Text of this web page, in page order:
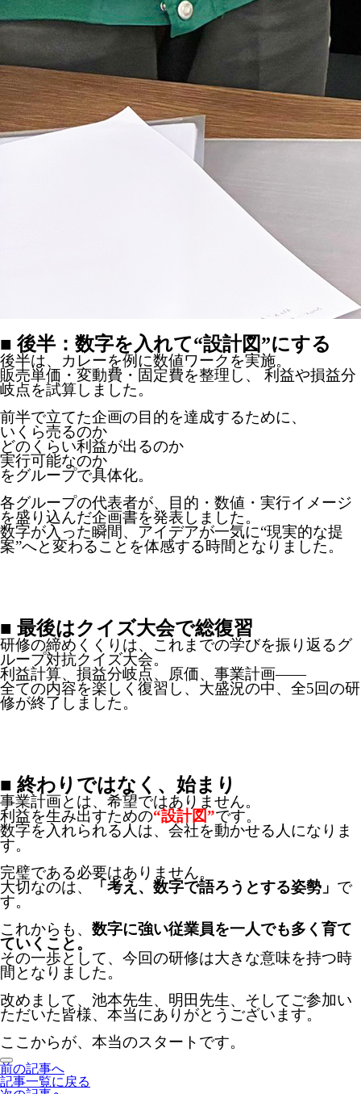
■ 後半：数字を入れて“設計図”にする
後半は、カレーを例に数値ワークを実施。
販売単価・変動費・固定費を整理し、 利益や損益分
岐点を試算しました。
前半で立てた企画の目的を達成するために、
いくら売るのか
どのくらい利益が出るのか
実行可能なのか
をグループで具体化。
各グループの代表者が、目的・数値・実行イメージ
を盛り込んだ企画書を発表しました。
数字が入った瞬間、アイデアが一気に“現実的な提
案”へと変わることを体感する時間となりました。
■ 最後はクイズ大会で総復習
研修の締めくくりは、これまでの学びを振り返るグ
ループ対抗クイズ大会。
利益計算、損益分岐点、原価、事業計画――
全ての内容を楽しく復習し、大盛況の中、全5回の研
修が終了しました。
■ 終わりではなく、始まり
事業計画とは、希望ではありません。
利益を生み出すための“設計図”です。
数字を入れられる人は、会社を動かせる人になりま
す。
完璧である必要はありません。
大切なのは、
「考え、数字で語ろうとする姿勢」 で
す。
これからも、 数字に強い従業員を一人でも多く育て
ていくこと。
その一歩として、今回の研修は大きな意味を持つ時
間となりました。
改めまして、池本先生、明田先生、そしてご参加い
ただいた皆様、本当にありがとうございます。
ここからが、本当のスタートです。
前の記事へ
記事一覧に戻る